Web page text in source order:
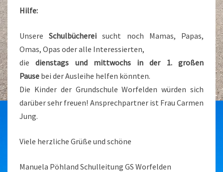
Hilfe:
UnsereSchulbüchereisucht noch Mamas, Papas,
Omas, Opas oder alle Interessierten,
diedienstags und mittwochs in der 1. großen
Pause bei der Ausleihe helfen könnten.
Die Kinder der Grundschule Worfelden würden sich
darüber sehr freuen! Ansprechpartner ist Frau Carmen
Jung.
Viele herzliche Grüße und schöne
Manuela Pöhland Schulleitung GS Worfelden